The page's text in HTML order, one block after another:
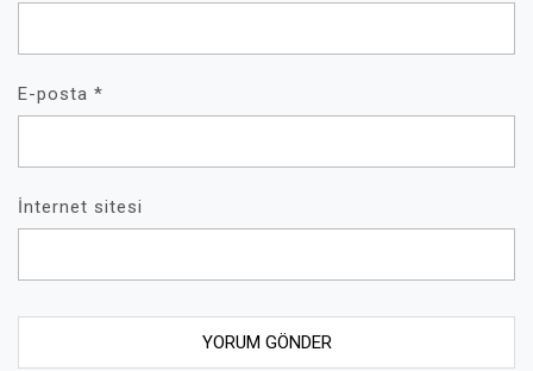
E-posta *
İnternet sitesi